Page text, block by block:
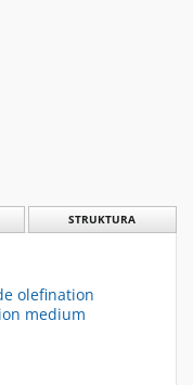
STRUKTURA
olefination
medium